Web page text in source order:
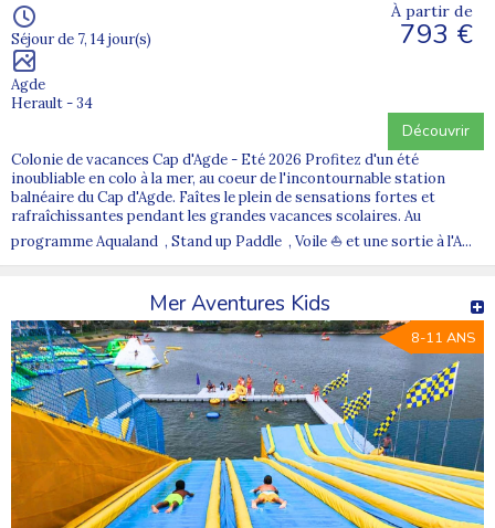
Séjour de 7, 14 jour(s)
Agde
Herault - 34
À partir de
793 €
Découvrir
Colonie de vacances Cap d'Agde - Eté 2026 Profitez d'un été
inoubliable en colo à la mer, au coeur de l'incontournable station
balnéaire du Cap d'Agde. Faîtes le plein de sensations fortes et
rafraîchissantes pendant les grandes vacances scolaires. Au
programme Aqualand , Stand up Paddle , Voile ⛵ et une sortie à l'A...
Mer Aventures Kids
8-11 ANS